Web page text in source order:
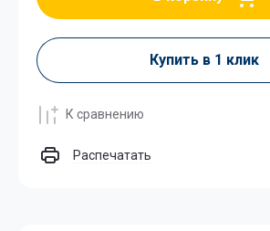
Купить в 1 клик
К сравнению
Распечатать